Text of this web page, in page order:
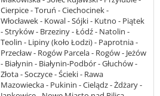
Cierpice - Toruń - Ciechocinek -
Włocławek - Kowal - Sójki - Kutno - Piątek
- Stryków - Brzeziny - Łódź - Natolin -
Teolin - Lipiny (koło Łodzi) - Paprotnia -
Przecław - Rogów Parcela - Rogów - Jeżów
- Białynin - Białynin-Podbór - Głuchów -
Złota - Soczyce - Ścieki - Rawa
Mazowiecka - Pukinin - Cielądz - Żdżary -